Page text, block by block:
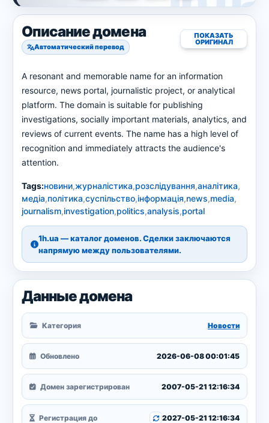
Описание домена
Автоматический перевод
ПОКАЗАТЬ
ОРИГИНАЛ
A resonant and memorable name for an information
resource, news portal, journalistic project, or analytical
platform. The domain is suitable for publishing
investigations, socially important materials, analytics, and
reviews of current events. The name has a high level of
recognition and immediately attracts the audience's
attention.
Tags:новини,журналістика,розслідування,аналітика,
медіа,політика,суспільство,інформація,news,media,
journalism,investigation,politics,analysis,portal
1h.ua — каталог доменов. Сделки заключаются
напрямую между пользователями.
Данные домена
Категория Новости
Обновлено 2026-06-08 00:01:45
Домен зарегистрирован 2007-05-21 12:16:34
Регистрация до 2027-05-21 12:16:34